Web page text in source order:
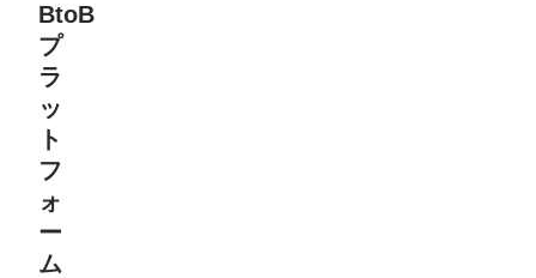
BtoB
プ
ラ
ッ
ト
フ
ォ
ー
ム